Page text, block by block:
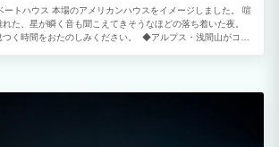
トハウス 本場のアメリカンハウスをイメージしました。 喧
た、星が瞬く音も聞こえてきそうなほどの落ち着いた夜。
つく時間をおたのしみください。 ◆アルプス・浅間山がコテ
スに比べると 標高の低い山が多く、気温や冬の積雪量も他
とから、登山上級者が雪山登山にチャレンジできる山として
様へのお願い ・動物アレルギーのお客様もご宿泊なさる為